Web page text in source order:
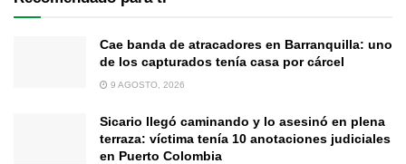
Cae banda de atracadores en Barranquilla: uno
de los capturados tenía casa por cárcel
9 AGOSTO, 2026
Sicario llegó caminando y lo asesinó en plena
terraza: víctima tenía 10 anotaciones judiciales
en Puerto Colombia